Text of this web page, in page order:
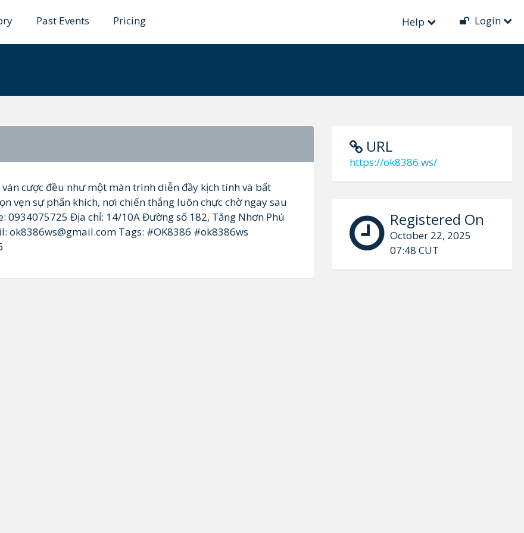
Past Events Pricing Help Login
URL
https://ok8386.ws/
Registered On
October 22, 2025
07:48 CUT
cược đều như một màn trình diễn đầy kịch tính và bất
vẹn sự phấn khích, nơi chiến thắng luôn chực chờ ngay sau
0934075725 Địa chỉ: 14/10A Đường số 182, Tăng Nhơn Phú
ok8386ws@gmail.com Tags: #OK8386 #ok8386ws